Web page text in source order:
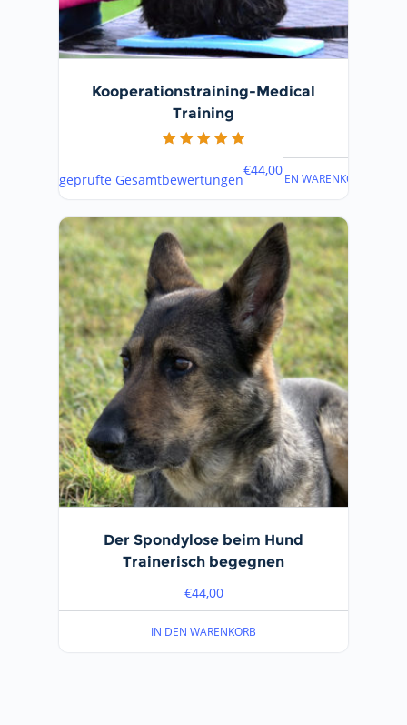
Kooperationstraining-Medical
Training
von 5
geprüfte Gesamtbewertungen
€44,00
IN DEN WARENKORB
Der Spondylose beim Hund
Trainerisch begegnen
€44,00
IN DEN WARENKORB